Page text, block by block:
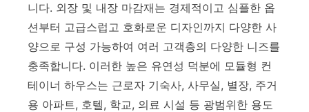
니다. 외장 및 내장 마감재는 경제적이고 심플한 옵
션부터 고급스럽고 호화로운 디자인까지 다양한 사
양으로 구성 가능하여 여러 고객층의 다양한 니즈를
충족합니다. 이러한 높은 유연성 덕분에 모듈형 컨
테이너 하우스는 근로자 기숙사, 사무실, 별장, 주거
용 아파트, 호텔, 학교, 의료 시설 등 광범위한 용도